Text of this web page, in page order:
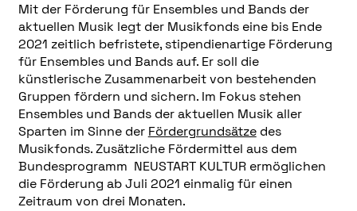
Mit der Förderung für Ensembles und Bands der
aktuellen Musik legt der Musikfonds eine bis Ende
2021 zeitlich befristete, stipendienartige Förderung
für Ensembles und Bands auf. Er soll die
künstlerische Zusammenarbeit von bestehenden
Gruppen fördern und sichern. Im Fokus stehen
Ensembles und Bands der aktuellen Musik aller
Sparten im Sinne der Fördergrundsätzedes
Musikfonds. Zusätzliche Fördermittel aus dem
Bundesprogramm NEUSTART KULTUR ermöglichen
die Förderung ab Juli 2021 einmalig für einen
Zeitraum von drei Monaten.